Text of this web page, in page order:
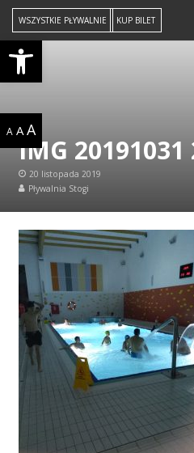
Open toolbar
WSZYSTKIE PŁYWALNIE KUP BILET
A A A
IMG 20191031
20 listopada 2019
Pływalnia Stogi